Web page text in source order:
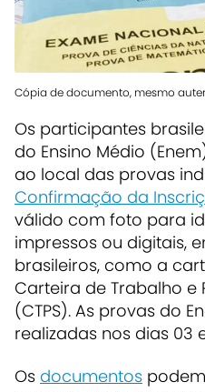
Cópia de documento, mesmo
Os participantes
do Ensino Médio
ao local das provas
Confirmação da
válido com foto para
impressos ou digitais,
brasileiros, como a
Carteira de Trabalho e
(CTPS). As provas do
realizadas nos dias 03
Os documentos